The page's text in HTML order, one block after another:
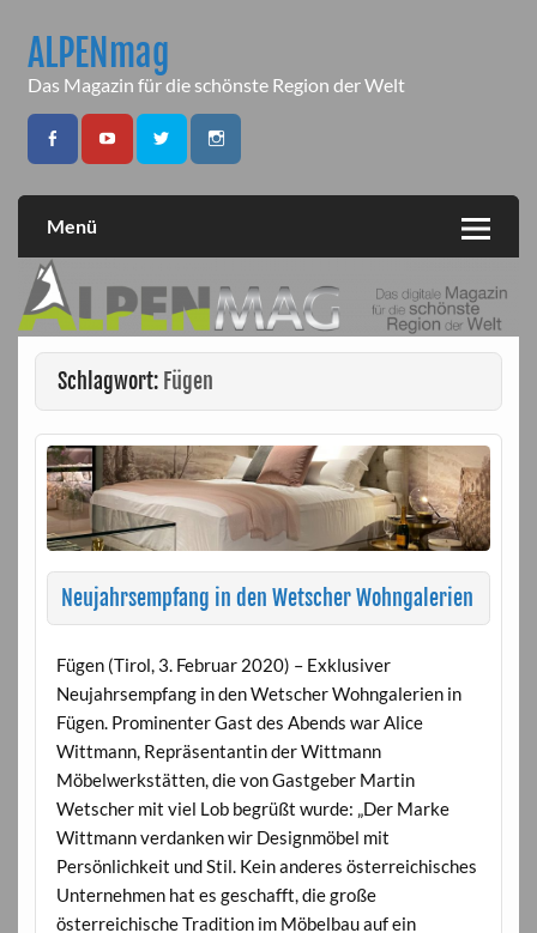
contentALPENmag
Das Magazin für die schönste Region der Welt
Menü
Schlagwort: Fügen
Neujahrsempfang in den Wetscher Wohngalerien
Fügen (Tirol, 3. Februar 2020) – Exklusiver
Neujahrsempfang in den Wetscher Wohngalerien in
Fügen. Prominenter Gast des Abends war Alice
Wittmann, Repräsentantin der Wittmann
Möbelwerkstätten, die von Gastgeber Martin
Wetscher mit viel Lob begrüßt wurde: „Der Marke
Wittmann verdanken wir Designmöbel mit
Persönlichkeit und Stil. Kein anderes österreichisches
Unternehmen hat es geschafft, die große
österreichische Tradition im Möbelbau auf ein